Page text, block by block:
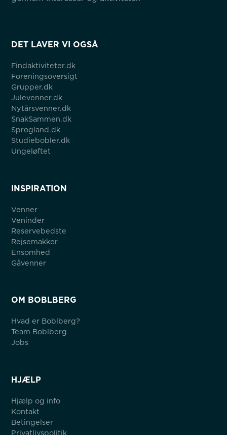
DET LAVER VI OGSÅ
Findaktiviteter.dk
Foreningsoversigt
Grupper.dk
Julevenner.dk
Nytårsvenner.dk
SnakSammen.dk
Sprogland.dk
Studiebobler.dk
Ungeløftet
INSPIRATION
Venner
Veninder
Reservebedste
Rejsemakker
Ensomhed
Gåvenner
OM BOBLBERG
Hvad er Boblberg?
Team Boblberg
Jobs
HJÆLP
Hjælp og info
Kontakt
Betingelser
Privatlivspolitik